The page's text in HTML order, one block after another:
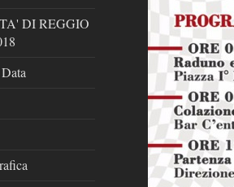
DI REGGIO